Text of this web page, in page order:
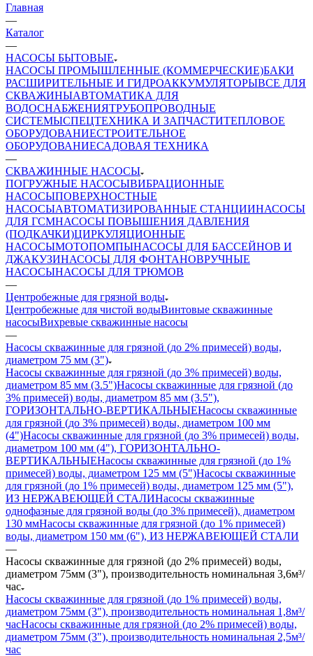
Главная
—
Каталог
—
НАСОСЫ БЫТОВЫЕ
НАСОСЫ ПРОМЫШЛЕННЫЕ (КОММЕРЧЕСКИЕ)БАКИ
РАСШИРИТЕЛЬНЫЕ И ГИДРОАККУМУЛЯТОРЫВСЕ ДЛЯ
СКВАЖИНЫАВТОМАТИКА ДЛЯ
ВОДОСНАБЖЕНИЯТРУБОПРОВОДНЫЕ
СИСТЕМЫСПЕЦТЕХНИКА И ЗАПЧАСТИТЕПЛОВОЕ
ОБОРУДОВАНИЕСТРОИТЕЛЬНОЕ
ОБОРУДОВАНИЕСАДОВАЯ ТЕХНИКА
—
СКВАЖИННЫЕ НАСОСЫ
ПОГРУЖНЫЕ НАСОСЫВИБРАЦИОННЫЕ
НАСОСЫПОВЕРХНОСТНЫЕ
НАСОСЫАВТОМАТИЗИРОВАННЫЕ СТАНЦИИНАСОСЫ
ДЛЯ ГСМНАСОСЫ ПОВЫШЕНИЯ ДАВЛЕНИЯ
(ПОДКАЧКИ)ЦИРКУЛЯЦИОННЫЕ
НАСОСЫМОТОПОМПЫНАСОСЫ ДЛЯ БАССЕЙНОВ И
ДЖАКУЗИНАСОСЫ ДЛЯ ФОНТАНОВРУЧНЫЕ
НАСОСЫНАСОСЫ ДЛЯ ТРЮМОВ
—
Центробежные для грязной воды
Центробежные для чистой водыВинтовые скважинные
насосыВихревые скважинные насосы
—
Насосы скважинные для грязной (до 2% примесей) воды,
диаметром 75 мм (3")
Насосы скважинные для грязной (до 3% примесей) воды,
диаметром 85 мм (3.5")Насосы скважинные для грязной (до
3% примесей) воды, диаметром 85 мм (3.5"),
ГОРИЗОНТАЛЬНО-ВЕРТИКАЛЬНЫЕНасосы скважинные
для грязной (до 3% примесей) воды, диаметром 100 мм
(4")Насосы скважинные для грязной (до 3% примесей) воды,
диаметром 100 мм (4"), ГОРИЗОНТАЛЬНО-
ВЕРТИКАЛЬНЫЕНасосы скважинные для грязной (до 1%
примесей) воды, диаметром 125 мм (5")Насосы скважинные
для грязной (до 1% примесей) воды, диаметром 125 мм (5"),
ИЗ НЕРЖАВЕЮЩЕЙ СТАЛИНасосы скважинные
однофазные для грязной воды (до 3% примесей), диаметром
130 ммНасосы скважинные для грязной (до 1% примесей)
воды, диаметром 150 мм (6"), ИЗ НЕРЖАВЕЮЩЕЙ СТАЛИ
—
Насосы скважинные для грязной (до 2% примесей) воды,
диаметром 75мм (3"), производительность номинальная 3,6м³/
час
Насосы скважинные для грязной (до 1% примесей) воды,
диаметром 75мм (3"), производительность номинальная 1,8м³/
часНасосы скважинные для грязной (до 2% примесей) воды,
диаметром 75мм (3"), производительность номинальная 2,5м³/
час